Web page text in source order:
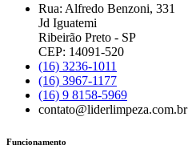
Rua: Alfredo Benzoni, 331
Jd Iguatemi
Ribeirão Preto - SP
CEP: 14091-520
(16) 3236-1011
(16) 3967-1177
(16) 9 8158-5969
contato@liderlimpeza.com.br
Funcionamento